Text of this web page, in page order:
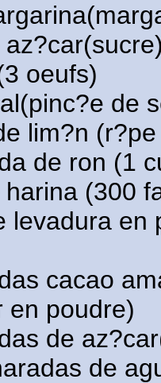
oeufs)
de
lim?n
de ron (1
(300
levadura en
cacao
en poudre)
de
de